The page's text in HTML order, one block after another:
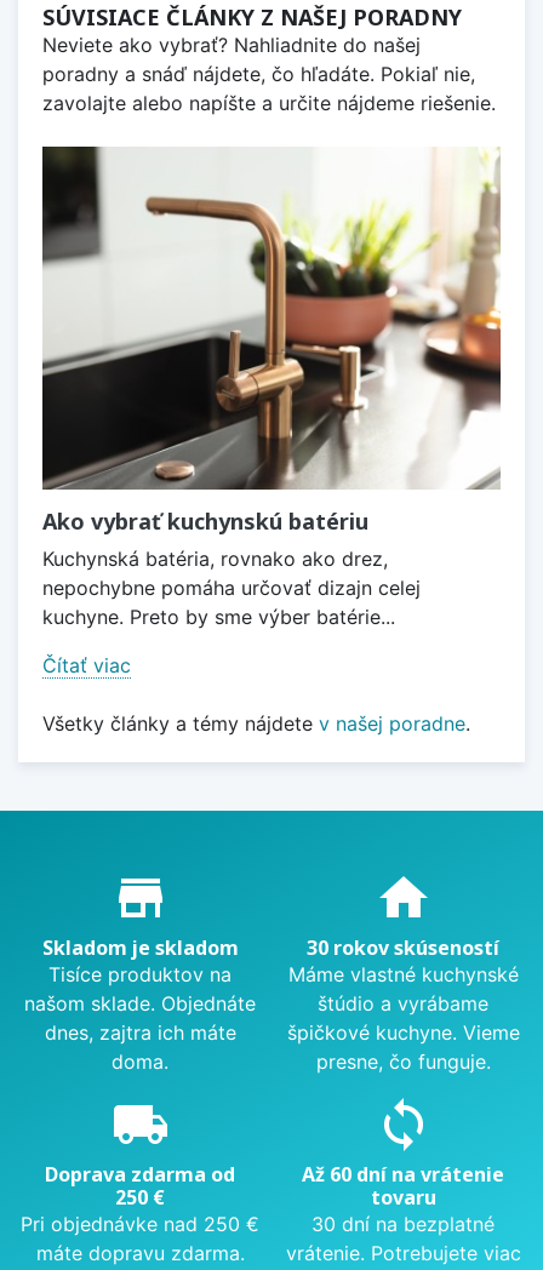
SÚVISIACE ČLÁNKY Z NAŠEJ PORADNY
Neviete ako vybrať? Nahliadnite do našej
poradny a snáď nájdete, čo hľadáte. Pokiaľ nie,
zavolajte alebo napíšte a určite nájdeme riešenie.
Ako vybrať kuchynskú batériu
Kuchynská batéria, rovnako ako drez,
nepochybne pomáha určovať dizajn celej
kuchyne. Preto by sme výber batérie...
Čítať viac
Všetky články a témy nájdete v našej poradne.
Proč nakupovat u nás?
store_mall_directory
Skladom je skladom
Tisíce produktov na
našom sklade. Objednáte
dnes, zajtra ich máte
doma.
home
30 rokov skúseností
Máme vlastné kuchynské
štúdio a vyrábame
špičkové kuchyne. Vieme
presne, čo funguje.
local_shipping
Doprava zdarma od
250 €
Pri objednávke nad 250 €
máte dopravu zdarma.
sync
Až 60 dní na vrátenie
tovaru
30 dní na bezplatné
vrátenie. Potrebujete viac